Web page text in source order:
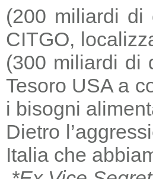
(200 miliardi di
CITGO,
(300 miliardi di
Tesoro USA a
i bisogni
Dietro
Italia che